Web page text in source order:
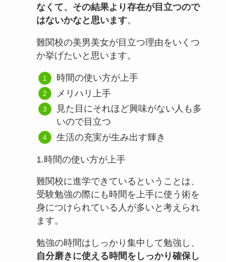
なくて、その結果より存在が目立つので
はないかなと思います。
難関校の美男美女が目立つ理由をいくつ
か挙げたいと思います。
時間の使い方が上手
メリハリ上手
見た目にそれほど興味がない人も多
いので目立つ
生活の充実が生み出す輝き
1.時間の使い方が上手
難関校に進学できているということは、
受験勉強の際にも時間を上手に使う術を
身につけられている人が多いと考えられ
ます。
勉強の時間はしっかり集中して勉強し、
自分磨きに使える時間をしっかり確保し